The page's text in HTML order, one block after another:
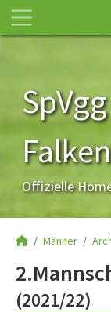
Offizielle
Männer
(2021/22)